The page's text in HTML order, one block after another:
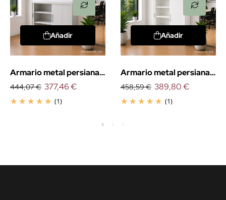
Añadir
Armario metal persiana
vertical 105cm.
444,07 €
(1)
377,46 €
Añadir
Armario metal persiana
vertical 145cm.
458,59 €
(1)
389,80 €